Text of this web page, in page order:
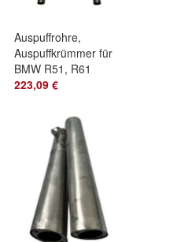
Auspuffrohre,
Auspuffkrümmer für
BMW R51, R61
223,09 €